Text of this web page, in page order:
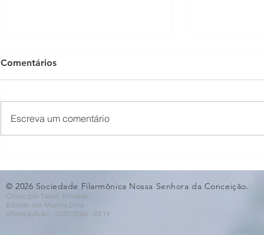
ao Dia dos Pais🩵
Violino🎻
Comentários
Escreva um comentário
© 2026 Sociedade Filarmônica Nossa Senhora da Conceição.
Criado por Tássio Trindade
Editado por Marcos Lima
Última Edição - 22/07/2026 - 23:19